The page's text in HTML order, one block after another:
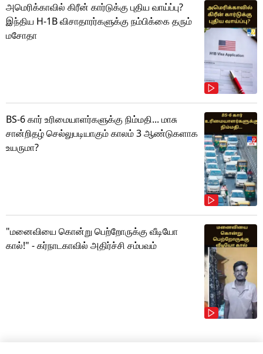
அமெரிக்காவில் கிரீன் கார்டுக்கு புதிய வாய்ப்பு?
இந்திய H-1B விசாதாரர்களுக்கு நம்பிக்கை தரும்
மசோதா
BS-6 கார் உரிமையாளர்களுக்கு நிம்மதி... மாசு
சான்றிதழ் செல்லுபடியாகும் காலம் 3 ஆண்டுகளாக
உயருமா?
"மனைவியை கொன்று பெற்றோருக்கு வீடியோ
கால்!" - கர்நாடகாவில் அதிர்ச்சி சம்பவம்